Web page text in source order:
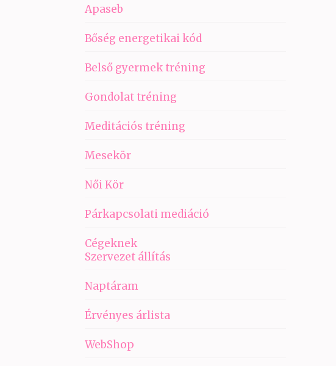
Apaseb
Bőség energetikai kód
Belső gyermek tréning
Gondolat tréning
Meditációs tréning
Mesekör
Női Kör
Párkapcsolati mediáció
Cégeknek
Szervezet állítás
Naptáram
Érvényes árlista
WebShop